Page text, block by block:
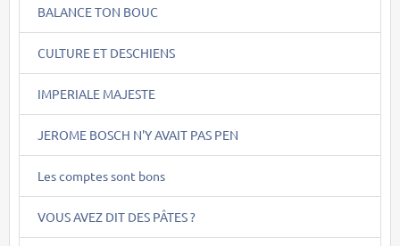
BALANCE TON BOUC
CULTURE ET DESCHIENS
IMPERIALE MAJESTE
JEROME BOSCH N'Y AVAIT PAS PEN
Les comptes sont bons
VOUS AVEZ DIT DES PÂTES ?